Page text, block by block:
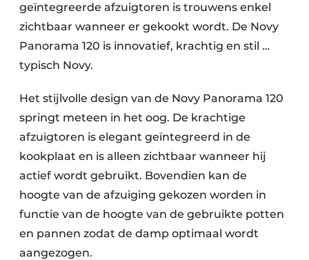
geïntegreerde afzuigtoren is trouwens enkel
zichtbaar wanneer er gekookt wordt. De Novy
Panorama 120 is innovatief, krachtig en stil …
typisch Novy.
Het stijlvolle design van de Novy Panorama 120
springt meteen in het oog. De krachtige
afzuigtoren is elegant geïntegreerd in de
kookplaat en is alleen zichtbaar wanneer hij
actief wordt gebruikt. Bovendien kan de
hoogte van de afzuiging gekozen worden in
functie van de hoogte van de gebruikte potten
en pannen zodat de damp optimaal wordt
aangezogen.